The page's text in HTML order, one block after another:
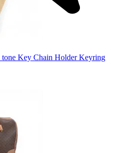
Key Chain Holder Keyring